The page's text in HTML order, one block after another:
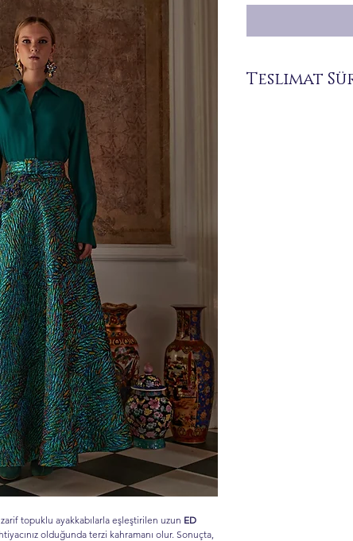
topuklu ayakkabılarla eşleştirilen uzun ED
olduğunda terzi kahramanı olur. Sonuçta,
Teslimat